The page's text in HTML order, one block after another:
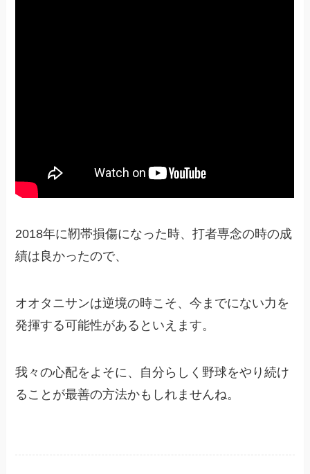
2018年に靭帯損傷になった時、打者専念の時の成
績は良かったので、
オオタニサンは逆境の時こそ、今までにない力を
発揮する可能性があるといえます。
我々の心配をよそに、自分らしく野球をやり続け
ることが最善の方法かもしれませんね。